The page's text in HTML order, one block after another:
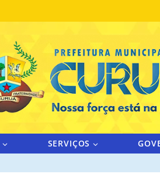
SERVIÇOS